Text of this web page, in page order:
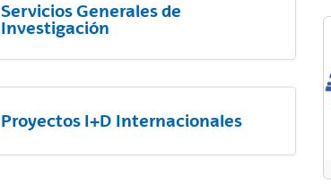
Servicios Generales de
Investigación
Proyectos I+D Internacionales